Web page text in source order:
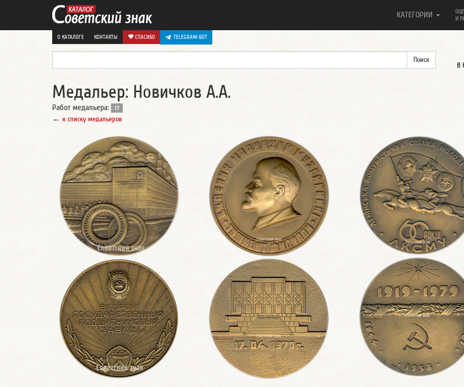
КАТЕГОРИИ
И
О КАТАЛОГЕ КОНТАКТЫ СПАСИБО TELEGRAM-БОТ
В
Медальер: Новичков А.А.
Работ медальера: 17
← к списку медальеров